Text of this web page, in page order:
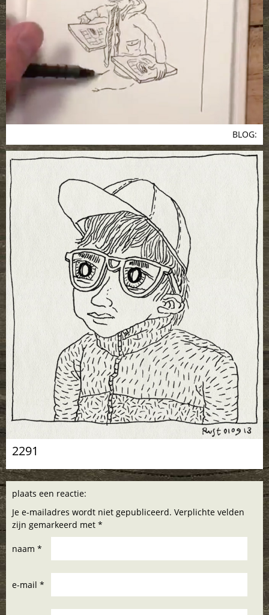
BLOG:
2291
plaats een reactie:
Je e-mailadres wordt niet gepubliceerd. Verplichte velden
zijn gemarkeerd met *
naam *
e-mail *